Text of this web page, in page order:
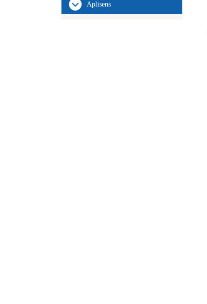
Aplisens